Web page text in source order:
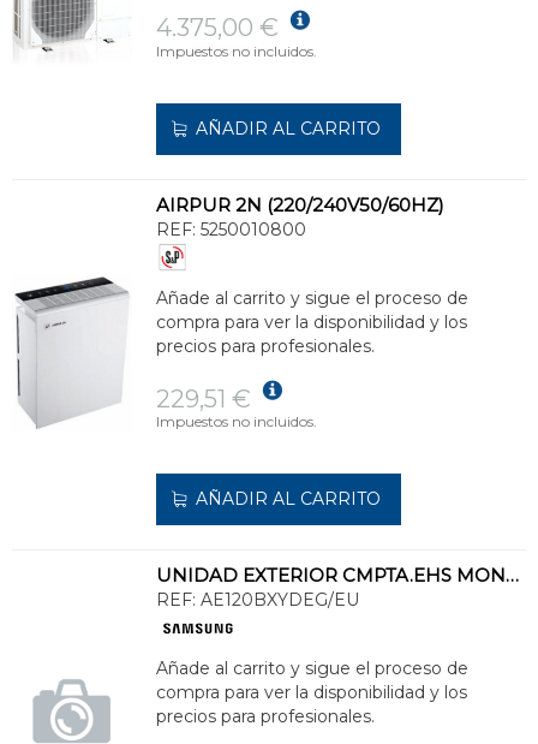
4.375,00 €
Impuestos no incluidos.
AÑADIR AL CARRITO
AIRPUR 2N (220/240V50/60HZ)
REF: 5250010800
Añade al carrito y sigue el proceso de
compra para ver la disponibilidad y los
precios para profesionales.
229,51 €
Impuestos no incluidos.
AÑADIR AL CARRITO
UNIDAD EXTERIOR CMPTA.EHS MONO HT LN P/REFRIGERANTE R32 CAPCD.CAL.12,0kW MONO
REF: AE120BXYDEG/EU
Añade al carrito y sigue el proceso de
compra para ver la disponibilidad y los
precios para profesionales.